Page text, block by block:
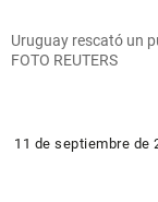
Uruguay rescató un
FOTO REUTERS
11 de septiembre de